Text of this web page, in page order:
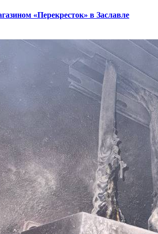
«Перекресток» в Заславле